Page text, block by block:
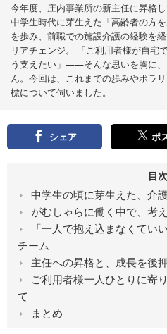
今年度、庄内事業所の新主任に昇格
中学生時代に芽生えた「高齢者の方
を歩み、前職での施設介護の経験を
リアチェンジ。 「ご利用者様が自宅
う支えたい」――そんな思いを胸に
ん。今回は、これまでの歩みやポラ
標について伺いました。
シェア ポ
目次
中学生の頃に芽生えた、介
がむしゃらに働く中で、考
「一人で抱え込まなくてい
チーム
主任への昇格と、成長を後
ご利用者様一人ひとりに寄
て
まとめ